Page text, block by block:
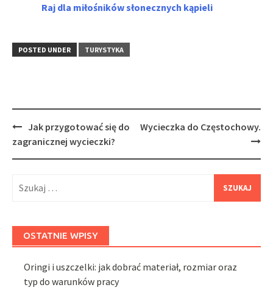
Raj dla miłośników słonecznych kąpieli
POSTED UNDER TURYSTYKA
Post
navigation
Jak przygotować się do
zagranicznej wycieczki?
Wycieczka do Częstochowy.
OSTATNIE WPISY
Oringi i uszczelki: jak dobrać materiał, rozmiar oraz
typ do warunków pracy